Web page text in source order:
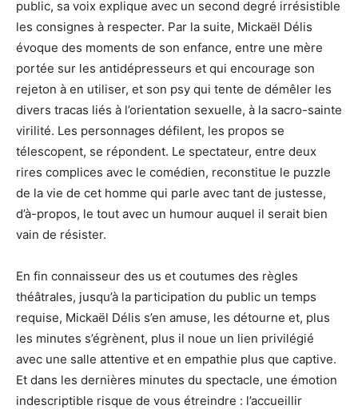
public, sa voix explique avec un second degré irrésistible
les consignes à respecter. Par la suite, Mickaël Délis
évoque des moments de son enfance, entre une mère
portée sur les antidépresseurs et qui encourage son
rejeton à en utiliser, et son psy qui tente de démêler les
divers tracas liés à l’orientation sexuelle, à la sacro-sainte
virilité. Les personnages défilent, les propos se
télescopent, se répondent. Le spectateur, entre deux
rires complices avec le comédien, reconstitue le puzzle
de la vie de cet homme qui parle avec tant de justesse,
d’à-propos, le tout avec un humour auquel il serait bien
vain de résister.
En fin connaisseur des us et coutumes des règles
théâtrales, jusqu’à la participation du public un temps
requise, Mickaël Délis s’en amuse, les détourne et, plus
les minutes s’égrènent, plus il noue un lien privilégié
avec une salle attentive et en empathie plus que captive.
Et dans les dernières minutes du spectacle, une émotion
indescriptible risque de vous étreindre : l’accueillir